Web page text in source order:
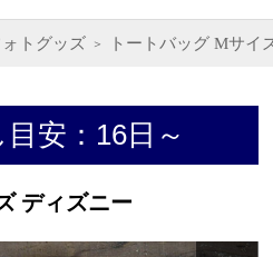
ォトグッズ トートバッグ Mサイ
安：16日～
ディズニー